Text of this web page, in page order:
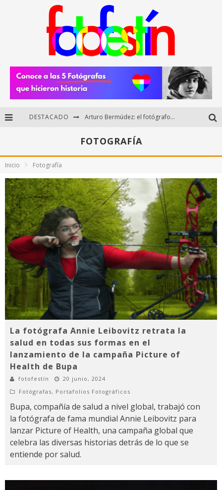
DESTACADO Arturo Bermúdez: el fotógrafo mexicano que brilló en los Premios HUAWEI XMAGE 2025
Di Martini: fotografía boudoir y empoderamiento femenino
Fotógrafos mexicanos de Postal 5.6 brillan como finalistas del Concurso Nacional de Fotografía Cuartoscuro 2026
FOTOGRAFÍA
Inicio Fotografía
La fotógrafa Annie Leibovitz retrata la
salud en todas sus formas en el
lanzamiento de la campaña Picture of
Health de Bupa
fotofestín
20 junio, 2024
Fotógrafas, Portafolios Fotográficos
Bupa, compañía de salud a nivel global, trabajó con
la fotógrafa de fama mundial Annie Leibovitz para
lanzar Picture of Health, una campaña global que
celebra las diversas historias detrás de lo que se
entiende por salud.